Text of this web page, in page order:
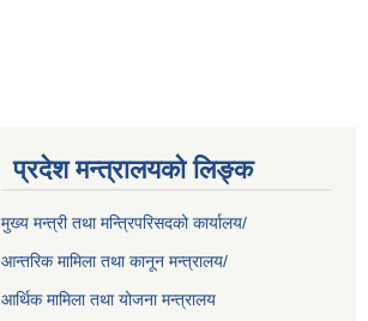
प्रदेश मन्त्रालयको लिङ्क
मुख्य मन्त्री तथा मन्त्रिपरिसदको कार्यालय/
आन्तरिक मामिला तथा कानून मन्त्रालय/
आर्थिक मामिला तथा योजना मन्त्रालय